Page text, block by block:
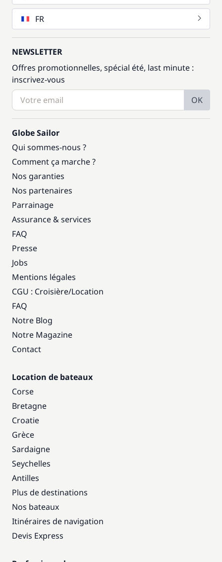
FR
NEWSLETTER
Offres promotionnelles, spécial été, last minute :
inscrivez-vous
OK
Globe Sailor
Qui sommes-nous ?
Comment ça marche ?
Nos garanties
Nos partenaires
Parrainage
Assurance & services
FAQ
Presse
Jobs
Mentions légales
CGU : Croisière/Location
FAQ
Notre Blog
Notre Magazine
Contact
Location de bateaux
Corse
Bretagne
Croatie
Grèce
Sardaigne
Seychelles
Antilles
Plus de destinations
Nos bateaux
Itinéraires de navigation
Devis Express